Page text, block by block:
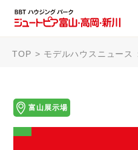
TOP モデルハウスニュース
富山展示場